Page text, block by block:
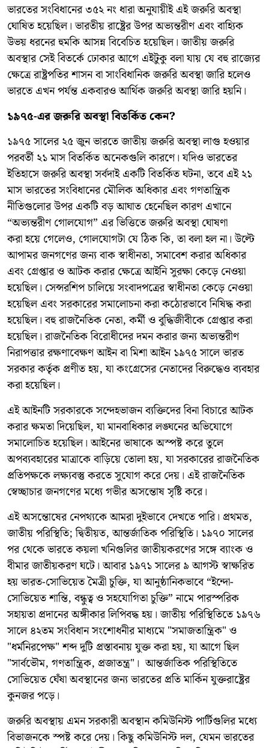
ভারতের সংবিধানের ৩৫২ নং ধারা অনুযায়ীই এই জরুরি অবস্থা
ঘোষিত হয়েছিল। ভারতীয় রাষ্ট্রের উপর অভ্যন্তরীণ এবং বাহ্যিক
উভয় ধরনের হুমকি আসন্ন বিবেচিত হয়েছিল। জাতীয় জরুরি
অবস্থার সেই বিতর্কে ঢোকার আগে এইটুকু বলা যায় যে বহু রাজ্যের
ক্ষেত্রে রাষ্ট্রপতির শাসন বা সাংবিধানিক জরুরি অবস্থা জারি হলেও
ভারতে এখন পর্যন্ত একবারও আর্থিক জরুরি অবস্থা জারি হয়নি।
১৯৭৫-এর জরুরি অবস্থা বিতর্কিত কেন?
১৯৭৫ সালের ২৫ জুন ভারতে জাতীয় জরুরি অবস্থা লাগু হওয়ার
পরবর্তী ২১ মাস বিতর্কিত অনেকগুলি কারণে। যদিও ভারতের
ইতিহাসে জরুরি অবস্থা সর্বদাই একটি বিতর্কিত ঘটনা, তবে এই ২১
মাস ভারতের সংবিধানের মৌলিক অধিকার এবং গণতান্ত্রিক
নীতিগুলোর উপর একটি বড় আঘাত হেনেছিল কারণ এখানে
“অভ্যন্তরীণ গোলযোগ” এর ভিত্তিতে জরুরি অবস্থা ঘোষণা
করা হয়ে গেলেও, গোলযোগটা যে ঠিক কি, তা বলা হল না। উল্টে
আপামর জনগণের জন্য বাক স্বাধীনতা, সমাবেশ করার অধিকার
এবং গ্রেপ্তার ও আটক করার ক্ষেত্রে আইনি সুরক্ষা কেড়ে নেওয়া
হয়েছিল। সেন্সরশিপ চালিয়ে সংবাদপত্রের স্বাধীনতা কেড়ে নেওয়া
হয়েছিল এবং সরকারের সমালোচনা করা কঠোরভাবে নিষিদ্ধ করা
হয়েছিল। বহু রাজনৈতিক নেতা, কর্মী ও বুদ্ধিজীবীকে গ্রেপ্তার করা
হয়েছিল। রাজনৈতিক বিরোধীদের দমন করার জন্য অভ্যন্তরীণ
নিরাপত্তার রক্ষণাবেক্ষণ আইন বা মিশা আইন ১৯৭৫ সালে ভারত
সরকার কর্তৃক প্রণীত হয়, যা কংগ্রেসের নেতাদের বিরুদ্ধেও ব্যবহার
করা হয়েছিল।
এই আইনটি সরকারকে সন্দেহভাজন ব্যক্তিদের বিনা বিচারে আটক
করার ক্ষমতা দিয়েছিল, যা মানবাধিকার লঙ্ঘনের অভিযোগে
সমালোচিত হয়েছিল। আইনের ভাষাকে অস্পষ্ট করে তুলে
অপব্যবহারের মাত্রাকে বাড়িয়ে তোলা হয়, যা সরকারের রাজনৈতিক
প্রতিপক্ষকে লক্ষ্যবস্তু করতে সুযোগ করে দেয়। এই রাজনৈতিক
স্বেচ্ছাচার জনগণের মধ্যে গভীর অসন্তোষ সৃষ্টি করে।
এই অসন্তোষের নেপথ্যকে আমরা দুইভাবে দেখতে পারি। প্রথমত,
জাতীয় পরিস্থিতি; দ্বিতীয়ত, আন্তর্জাতিক পরিস্থিতি। ১৯৭০ সালের
পর থেকে ভারতে কয়লা খনিগুলির জাতীয়করণের সঙ্গে ব্যাংক ও
বীমার জাতীয়করণ ঘটে। আবার ১৯৭১ সালের ৯ আগস্ট স্বাক্ষরিত
হয় ভারত-সোভিয়েত মৈত্রী চুক্তি, যা আনুষ্ঠানিকভাবে “ইন্দো-
সোভিয়েত শান্তি, বন্ধুত্ব ও সহযোগিতা চুক্তি” নামে পারস্পরিক
সহায়তা প্রদানের অঙ্গীকার লিপিবদ্ধ হয়। জাতীয় পরিস্থিতিতে ১৯৭৬
সালে ৪২তম সংবিধান সংশোধনীর মাধ্যমে "সমাজতান্ত্রিক" ও
"ধর্মনিরপেক্ষ" শব্দ দুটি প্রস্তাবনায় যুক্ত করা হয়, যা আগে ছিল
"সার্বভৌম, গণতান্ত্রিক, প্রজাতন্ত্র"। আন্তর্জাতিক পরিস্থিতিতে
সোভিয়েত ঘেঁষা অবস্থানের জন্য ভারতের প্রতি মার্কিন যুক্তরাষ্ট্রের
কুনজর পড়ে।
জরুরি অবস্থায় এমন সরকারী অবস্থান কমিউনিস্ট পার্টিগুলির মধ্যে
বিভাজনকে স্পষ্ট করে দেয়। কিছু কমিউনিস্ট দল, যেমন ভারতের